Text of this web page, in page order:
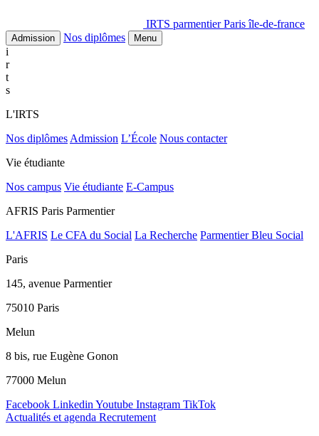
IRTS parmentier Paris île-de-france
Admission Nos diplômes Menu
i
r
t
s
L'IRTS
Nos diplômes Admission L’École Nous contacter
Vie étudiante
Nos campus Vie étudiante E-Campus
AFRIS Paris Parmentier
L'AFRIS Le CFA du Social La Recherche Parmentier Bleu Social
Paris
145, avenue Parmentier
75010 Paris
Melun
8 bis, rue Eugène Gonon
77000 Melun
Facebook Linkedin Youtube Instagram TikTok
Actualités et agenda Recrutement